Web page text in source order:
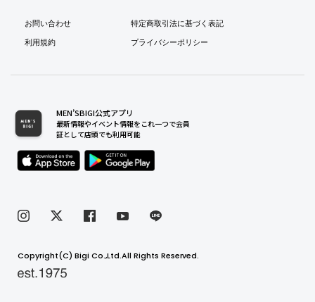
お問い合わせ
利用規約
特定商取引法に基づく表記
プライバシーポリシー
MEN’SBIGI公式アプリ
最新情報やイベント情報をこれ一つで会員
証として店頭でも利用可能
Copyright(C) Bigi Co.,Ltd.All Rights Reserved.